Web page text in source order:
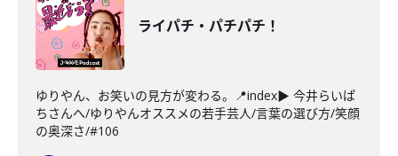
ライパチ・パチパチ！
ゆりやん、お笑いの見方が変わる。📍index▶ 今井らいぱ
ちさんへ/ゆりやんオススメの若手芸人/言葉の選び方/笑顔
の奥深さ/#106